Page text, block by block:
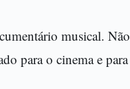
musical. Não
para o cinema e para